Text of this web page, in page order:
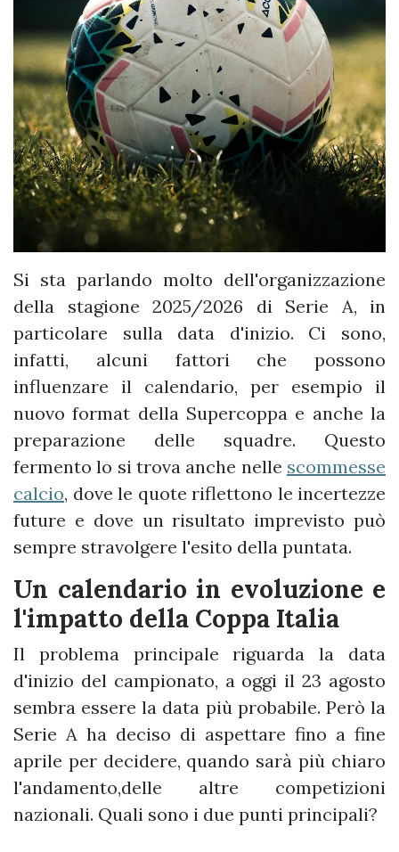
Si sta parlando molto dell'organizzazione
della stagione 2025/2026 di Serie A, in
particolare sulla data d'inizio. Ci sono,
infatti, alcuni fattori che possono
influenzare il calendario, per esempio il
nuovo format della Supercoppa e anche la
preparazione delle squadre. Questo
fermento lo si trova anche nelle scommesse
calcio, dove le quote riflettono le incertezze
future e dove un risultato imprevisto può
sempre stravolgere l'esito della puntata.
Un calendario in evoluzione e
l'impatto della Coppa Italia
Il problema principale riguarda la data
d'inizio del campionato, a oggi il 23 agosto
sembra essere la data più probabile. Però la
Serie A ha deciso di aspettare fino a fine
aprile per decidere, quando sarà più chiaro
l'andamento,delle altre competizioni
nazionali. Quali sono i due punti principali?